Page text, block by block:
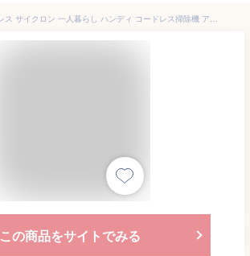
掃除機 コードレス サイクロン 一人暮らし ハンディ コードレス掃除機 アイリスオーヤマ スティック 軽量 小回り送料無料 スティック ハンディ サイクロン掃除機 コードレス 充電式 コードレス サイクロン パワーヘッド SCD-141P/143P
この商品をサイトでみる